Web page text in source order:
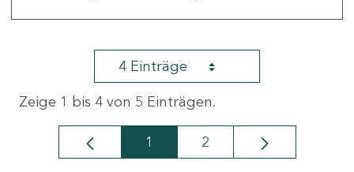
4 Einträge
Zeige 1 bis 4 von 5 Einträgen.
Seite
1 Seite
2